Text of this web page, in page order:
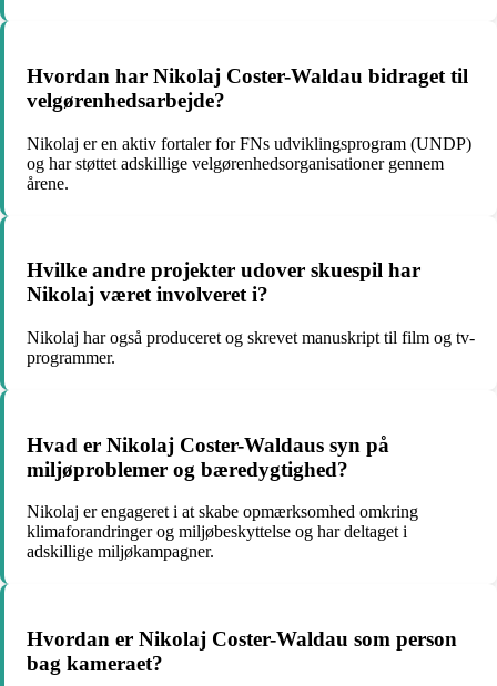
Hvordan har Nikolaj Coster-Waldau bidraget til
velgørenhedsarbejde?
Nikolaj er en aktiv fortaler for FNs udviklingsprogram (UNDP)
og har støttet adskillige velgørenhedsorganisationer gennem
årene.
Hvilke andre projekter udover skuespil har
Nikolaj været involveret i?
Nikolaj har også produceret og skrevet manuskript til film og tv-
programmer.
Hvad er Nikolaj Coster-Waldaus syn på
miljøproblemer og bæredygtighed?
Nikolaj er engageret i at skabe opmærksomhed omkring
klimaforandringer og miljøbeskyttelse og har deltaget i
adskillige miljøkampagner.
Hvordan er Nikolaj Coster-Waldau som person
bag kameraet?